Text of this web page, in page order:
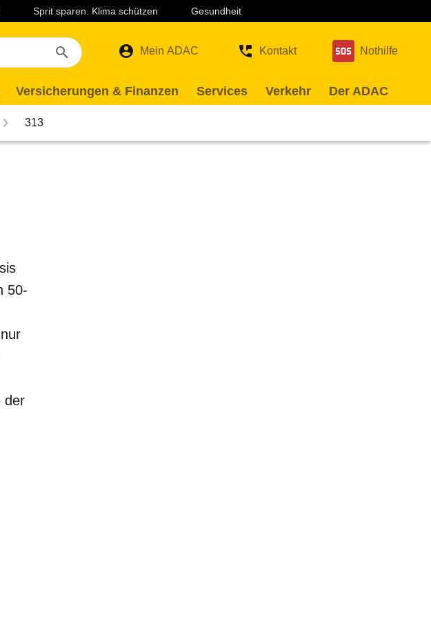
Sprit sparen. Klima schützen Gesundheit
Mein ADAC Kontakt Nothilfe
Versicherungen & Finanzen Services Verkehr Der ADAC
313
50-
der